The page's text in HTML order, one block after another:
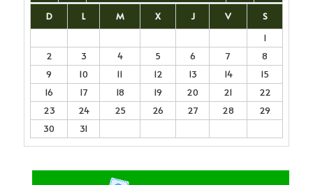
D L M X J V
S
1
2
3 4 5 6 7
8
9
10 11 12 13 14
15
16
17 18 19 20 21
22
23
24 25 26 27 28
29
30
31